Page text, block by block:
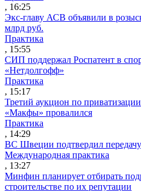
, 16:25
Экс-главу АСВ объявили в
млрд руб.
Практика
, 15:55
СИП поддержал Роспатент в
«Нетдолгофф»
Практика
, 15:17
Третий аукцион по
«Макфы» провалился
Практика
, 14:29
ВС Швеции подтвердил передачу
Международная практика
, 13:27
Минфин планирует отбирать
строительстве по их репутации